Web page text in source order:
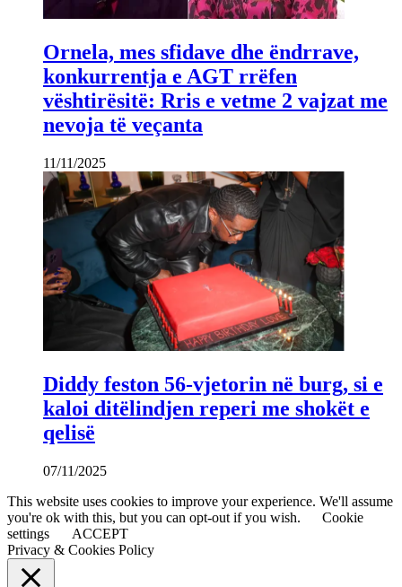
Ornela, mes sfidave dhe ëndrrave,
konkurrentja e AGT rrëfen
vështirësitë: Rris e vetme 2 vajzat me
nevoja të veçanta
11/11/2025
Diddy feston 56-vjetorin në burg, si e
kaloi ditëlindjen reperi me shokët e
qelisë
07/11/2025
This website uses cookies to improve your experience. We'll assume
you're ok with this, but you can opt-out if you wish.
Cookie
settings
ACCEPT
Privacy & Cookies Policy